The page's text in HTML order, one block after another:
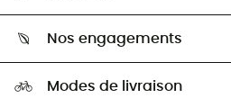
Guide des tailles
Seconde Main
HardGuides
Nos engagements
Modes de livraison